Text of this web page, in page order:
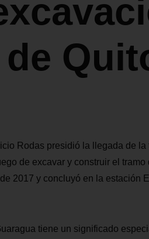
Rodas presidió la llegada de la
de excavar y construir el tramo
2017 y concluyó en la estación
tiene un significado